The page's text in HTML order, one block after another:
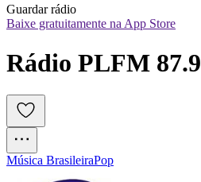
Guardar rádio
Baixe gratuitamente na App Store
Rádio PLFM 87.9
Música BrasileiraPop